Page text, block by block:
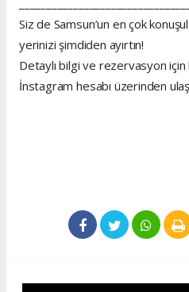
Siz de Samsun’un en çok
yerinizi şimdiden ayırtın!
Detaylı bilgi ve rezervasyon
İnstagram hesabı üzerinden